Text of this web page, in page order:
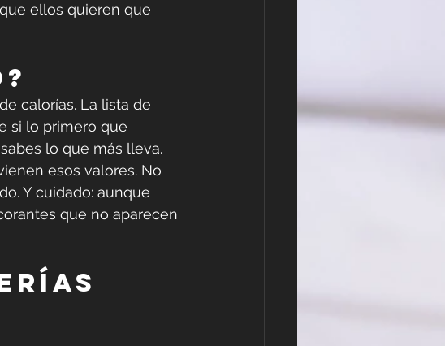
ellos quieren que
calorías. La lista de
si lo primero que
lo que más lleva.
esos valores. No
Y cuidado: aunque
que no aparecen